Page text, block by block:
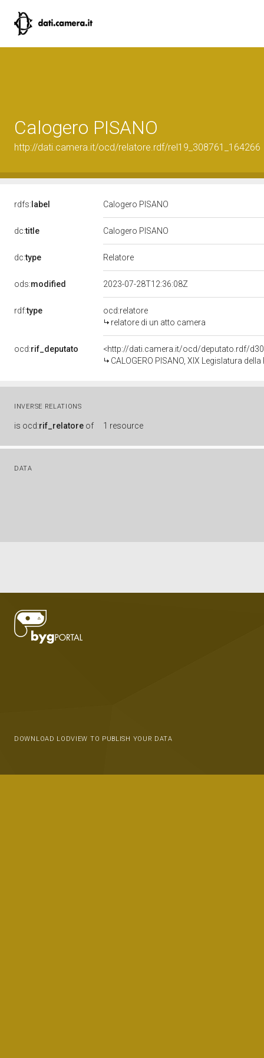
Calogero PISANO
http://dati.camera.it/ocd/relatore.rdf/rel19_308761_164266
rdfs: label Calogero PISANO
dc:title Calogero PISANO
dc:type Relatore
ods:modified 2023-07-28T12:36:08Z
rdf:type
ocd:relatore
relatore di un atto camera
ocd:rif_deputato
<http://dati.camera.it/ocd/deputato.rdf/
CALOGERO PISANO, XIX Legislatura
INVERSE RELATIONS
is ocd:rif_relatore of 1 resource
DATA
DOWNLOAD LODVIEW TO PUBLISH YOUR DATA